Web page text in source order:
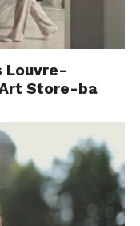
Louvre-
Store-ba